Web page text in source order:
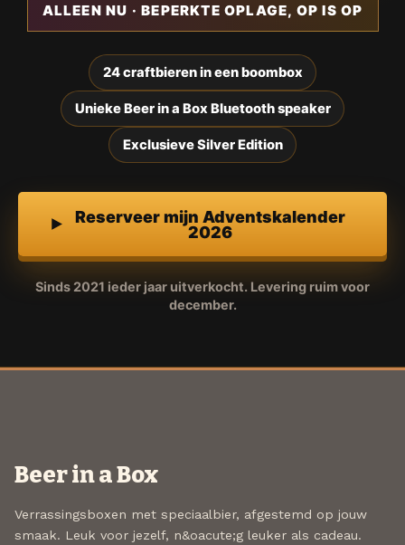
ALLEEN NU · BEPERKTE OPLAGE, OP IS OP
24 craftbieren in een boombox
Unieke Beer in a Box Bluetooth speaker
Exclusieve Silver Edition
Reserveer mijn Adventskalender
2026
Sinds 2021 ieder jaar uitverkocht. Levering ruim voor
december.
Beer in a Box
Verrassingsboxen met speciaalbier, afgestemd op jouw
smaak. Leuk voor jezelf, n&oacute;g leuker als cadeau.